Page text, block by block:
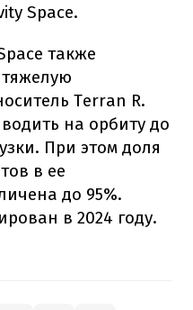
Space.
также
Terran R.
на орбиту до
При этом доля
в ее
до 95%.
в 2024 году.